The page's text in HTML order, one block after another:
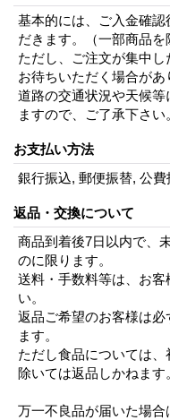
基本的には、ご入金確
だきます。（一部商品を
ただし、ご注文が集中
お待ちいただく場合があ
道路の交通状況や天候
ますので、ご了承下さい
お支払い方法
銀行振込, 郵便振替, 公費
返品・交換について
商品到着後7日以内で、
のに限ります。
送料・手数料等は、お
い。
返品ご希望のお客様は
ます。
ただし食品については
除いては返品しかねます
万一不良品が届いた場